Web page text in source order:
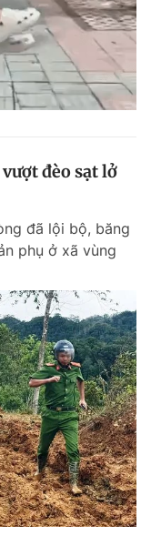
đèo sạt lở
đã lội bộ, băng
phụ ở xã vùng